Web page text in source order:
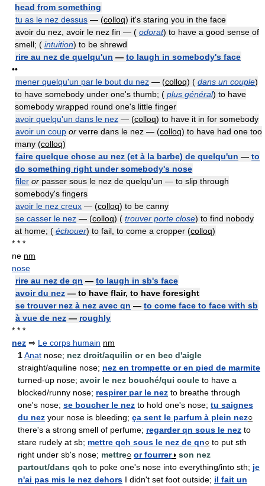
head from something
tu as le nez dessus — (colloq) it's staring you in the face
avoir du nez, avoir le nez fin — ( odorat) to have a good sense of
smell; ( intuition) to be shrewd
rire au nez de quelqu'un — to laugh in somebody's face
••
mener quelqu'un par le bout du nez — (colloq) ( dans un couple)
to have somebody under one's thumb; ( plus général) to have
somebody wrapped round one's little finger
avoir quelqu'un dans le nez — (colloq) to have it in for somebody
avoir un coup or verre dans le nez — (colloq) to have had one too
many (colloq)
faire quelque chose au nez (et à la barbe) de quelqu'un — to
do something right under somebody's nose
filer or passer sous le nez de quelqu'un — to slip through
somebody's fingers
avoir le nez creux — (colloq) to be canny
se casser le nez — (colloq) ( trouver porte close) to find nobody
at home; ( échouer) to fail, to come a cropper (colloq)
* * *
ne nm
nose
rire au nez de qn — to laugh in sb's face
avoir du nez — to have flair, to have foresight
se trouver nez à nez avec qn — to come face to face with sb
à vue de nez — roughly
* * *
nez ⇒ Le corps humain nm
1Anat nose; nez droit/aquilin or en bec d'aigle
straight/aquiline nose; nez en trompette or en pied de marmite
turned-up nose; avoir le nez bouché/qui coule to have a
blocked/runny nose; respirer par le nez to breathe through
one's nose; se boucher le nez to hold one's nose; tu saignes
du nez your nose is bleeding; ça sent le parfum à plein nez○
there's a strong smell of perfume; regarder qn sous le nez to
stare rudely at sb; mettre qch sous le nez de qn○ to put sth
right under sb's nose; mettre○ or fourrer◑ son nez
partout/dans qch to poke one's nose into everything/into sth; je
n'ai pas mis le nez dehors I didn't set foot outside; il fait un